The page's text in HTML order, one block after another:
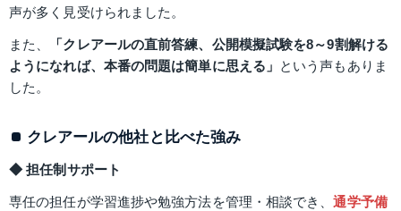
声が多く見受けられました。
また、
「クレアールの直前答練、公開模擬試験を8～9割解ける
ようになれば、本番の問題は簡単に思える」 という声もありま
した。
クレアールの他社と比べた強み
◆ 担任制サポート
専任の担任が学習進捗や勉強方法を管理・相談でき、通学予備